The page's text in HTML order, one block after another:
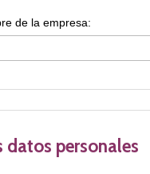
datos personales
de la empresa: